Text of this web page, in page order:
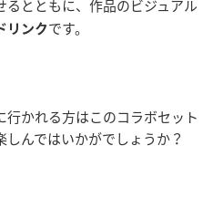
とともに、作品のビジュアル
リンク です。
かれる方はこのコラボセット
んではいかがでしょうか？